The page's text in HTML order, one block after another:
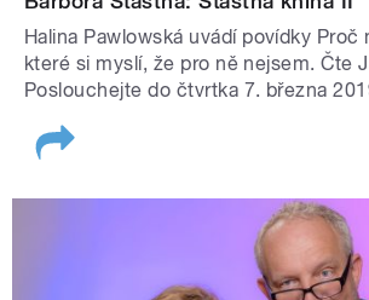
Halina Pawlowská uvádí povídky Proč
které si myslí, že pro ně nejsem. Čte
Poslouchejte do čtvrtka 7. března